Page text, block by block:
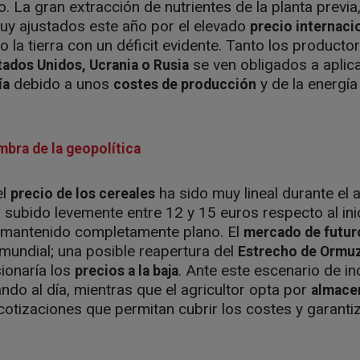
La gran extracción de nutrientes de la planta
ajustados este año por el elevado precio
la tierra con un déficit evidente. Tanto los
Unidos, Ucrania o Rusia se ven obligados a
debido a unos costes de producción y de la
de la geopolítica
precio de los cereales ha sido muy lineal durante el
levemente entre 12 y 15 euros respecto al
completamente plano. El mercado de
una posible reapertura del Estrecho de
los precios a la baja. Ante este escenario de
al día, mientras que el agricultor opta por
que permitan cubrir los costes y